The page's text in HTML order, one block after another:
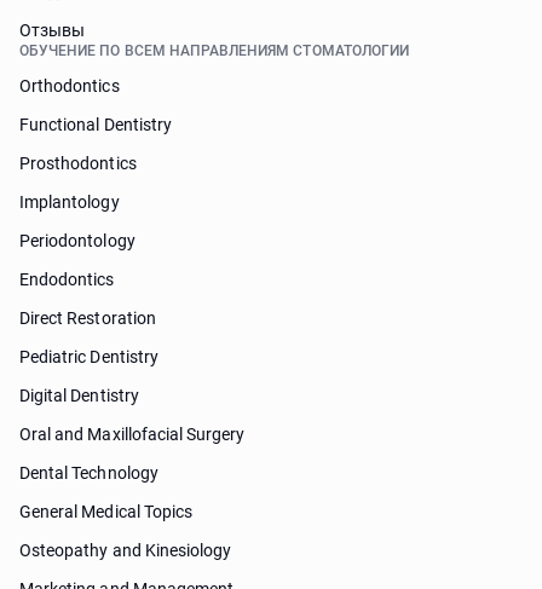
Отзывы
ОБУЧЕНИЕ ПО ВСЕМ НАПРАВЛЕНИЯМ СТОМАТОЛОГИИ
Orthodontics
Functional Dentistry
Prosthodontics
Implantology
Periodontology
Endodontics
Direct Restoration
Pediatric Dentistry
Digital Dentistry
Oral and Maxillofacial Surgery
Dental Technology
General Medical Topics
Osteopathy and Kinesiology